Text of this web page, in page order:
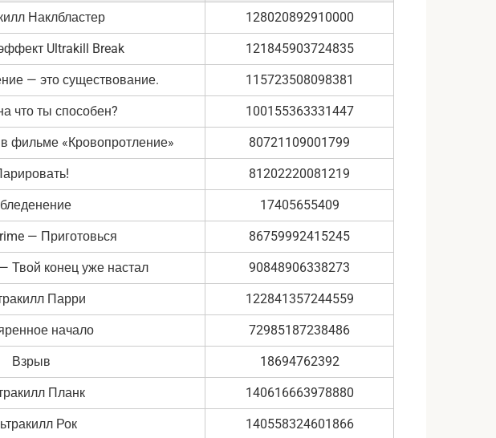
Наклбластер 128020892910000
Ultrakill Break 121845903724835
— это существование. 115723508098381
что ты способен? 100155363331447
фильме «Кровопротление» 80721109001799
81202220081219
17405655409
— Приготовься 86759992415245
Твой конец уже настал 90848906338273
Парри 122841357244559
начало 72985187238486
Взрыв 18694762392
Планк 140616663978880
Рок 140558324601866